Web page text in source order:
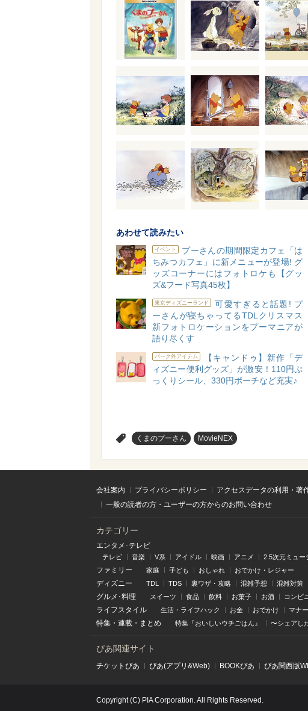
あわせて読みたい
イベント
プーさんの期間限定カフェ「は
ちみつカフェ」に新メニューが登場! グ
ッズコーナーにはフォトロケも【グッ
ズ&フード写真45枚】
東京ディズニーランド
可愛すぎると話題! プ
ーさんが寝ちゃってるTDLクリスマス
新フォトロケーションをプーマニアが
語り尽くす
パーク外アイテム
【キャンドゥ】新作「デ
ィズニー便利グッズ」が激安！110円ぷ
っくりシール、330円ポーチなど充実♪
くまのプーさん MovieNEX
会社案内 プライバシーポリシー アクセスデータの利用・著
一般の読者の方・ユーザーの方からのお問い合わせ
カテゴリー
エンタメ･テレビ
テレビ 音楽 V系 アイドル 映画 アニメ 2.5次元ミュー
ファミリー 家庭 子ども おしゃれ おでかけ・レジャー
ディズニー TDL TDS 裏ワザ・攻略 混雑予想 混雑対策
グルメ･料理 スイーツ 食品 飲料 お菓子 お酒 コンビ
ライフスタイル 生活・ライフハック お金 おでかけ マナ
特集 ・ 連載 ・ まとめ 特集『おいしいウチごはん』 〜シェアし
ぴあ関連サイト
チケットぴあ ぴあ(アプリ&Web) BOOKぴあ ぴあ関⻄版
Copyright (C) PIA Corporation. All Rights Reserved.